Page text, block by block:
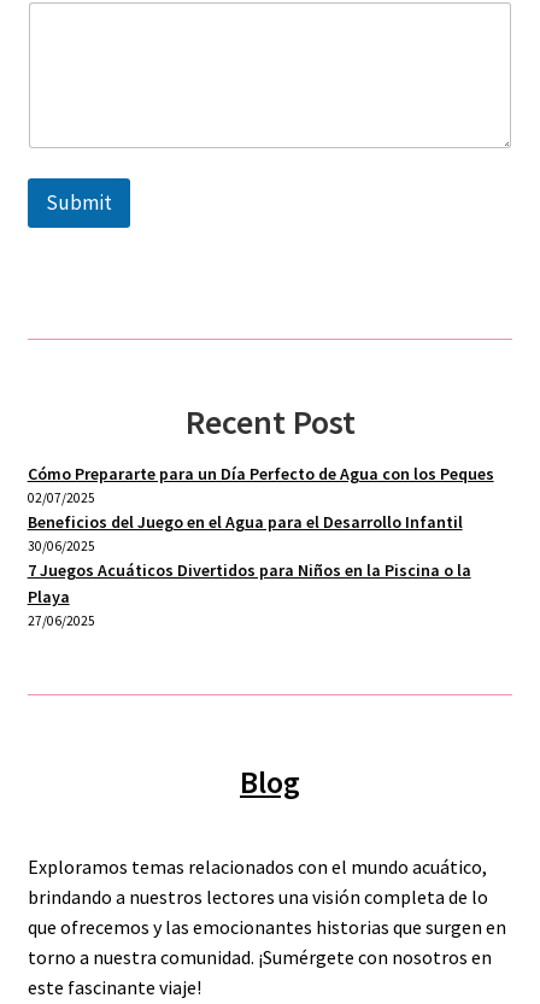
Submit
Recent Post
Cómo Prepararte para un Día Perfecto de Agua con los Peques
02/07/2025
Beneficios del Juego en el Agua para el Desarrollo Infantil
30/06/2025
7 Juegos Acuáticos Divertidos para Niños en la Piscina o la
Playa
27/06/2025
Blog
Exploramos temas relacionados con el mundo acuático,
brindando a nuestros lectores una visión completa de lo
que ofrecemos y las emocionantes historias que surgen en
torno a nuestra comunidad. ¡Sumérgete con nosotros en
este fascinante viaje!